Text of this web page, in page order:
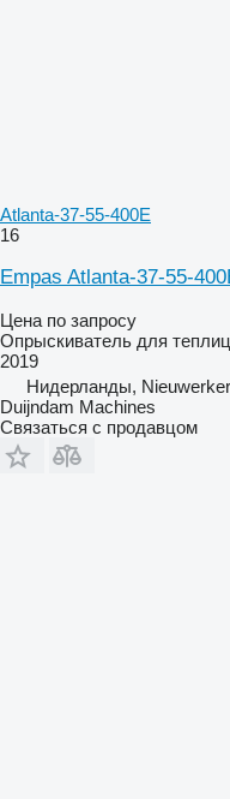
Atlanta-37-55-400E
16
Empas Atlanta-37-55-
Цена по запросу
Опрыскиватель для теплиц
2019
Нидерланды,
Duijndam Machines
Связаться с продавцом